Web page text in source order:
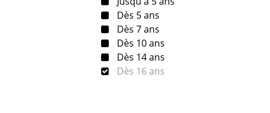
Dès 5 ans
Dès 7 ans
Dès 10 ans
Dès 14 ans
Dès 16 ans